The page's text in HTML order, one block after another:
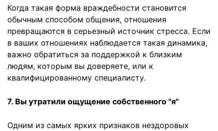
Когда такая форма враждебности становится
обычным способом общения, отношения
превращаются в серьезный источник стресса. Если
в ваших отношениях наблюдается такая динамика,
важно обратиться за поддержкой к близким
людям, которым вы доверяете, или к
квалифицированному специалисту.
7. Вы утратили ощущение собственного "я"
Одним из самых ярких признаков нездоровых